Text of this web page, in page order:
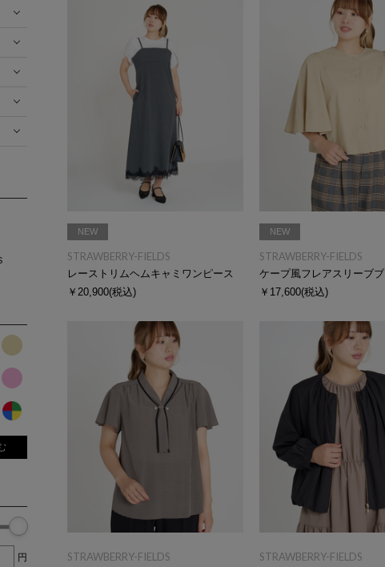
円
NEW
STRAWBERRY-FIELDS
レーストリムヘムキャミワンピース
￥20,900(税込)
NEW
STRAWBERRY-FIELDS
ケープ風フレアスリーブ
￥17,600(税込)
STRAWBERRY-FIELDS STRAWBERRY-FIELDS